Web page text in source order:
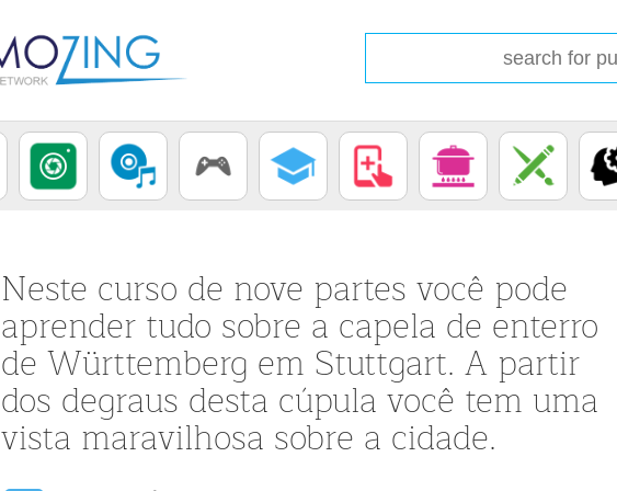
Neste curso de nove partes você pode
aprender tudo sobre a capela de enterro
de Württemberg em Stuttgart. A partir
dos degraus desta cúpula você tem uma
vista maravilhosa sobre a cidade.